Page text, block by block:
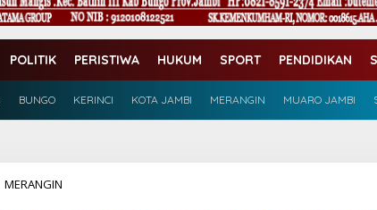
POLITIK PERISTIWA HUKUM SPORT PENDIDIKAN
BUNGO KERINCI KOTA JAMBI MERANGIN MUARO JAMBI
MERANGIN